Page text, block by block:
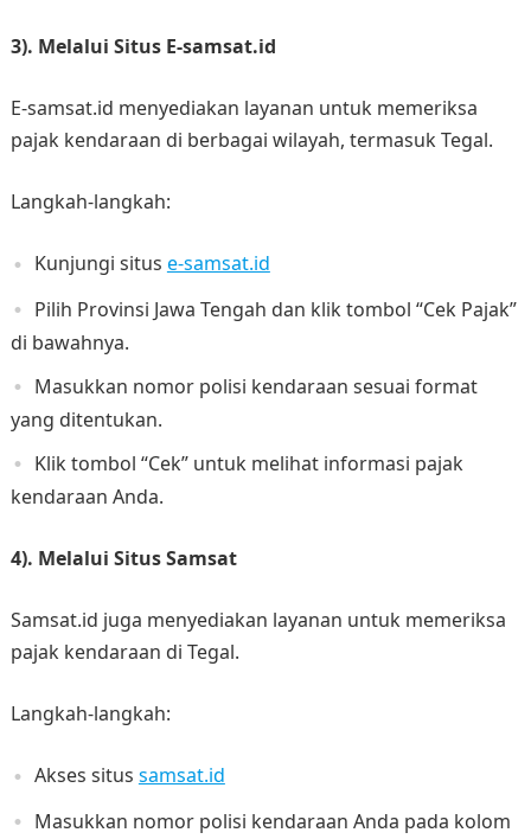
3). Melalui Situs E-samsat.id
E-samsat.id menyediakan layanan untuk memeriksa
pajak kendaraan di berbagai wilayah, termasuk Tegal.
Langkah-langkah:
Kunjungi situs e-samsat.id
Pilih Provinsi Jawa Tengah dan klik tombol “Cek Pajak”
di bawahnya.
Masukkan nomor polisi kendaraan sesuai format
yang ditentukan.
Klik tombol “Cek” untuk melihat informasi pajak
kendaraan Anda.
4). Melalui Situs Samsat
Samsat.id juga menyediakan layanan untuk memeriksa
pajak kendaraan di Tegal.
Langkah-langkah:
Akses situs samsat.id
Masukkan nomor polisi kendaraan Anda pada kolom